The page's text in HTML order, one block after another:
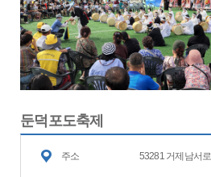
둔덕포도축제
주소 53281 거제남서